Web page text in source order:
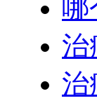
哪
治
治